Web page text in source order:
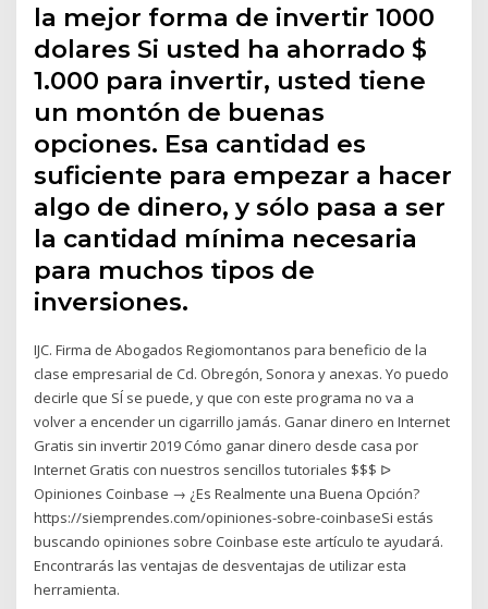
la mejor forma de invertir 1000
dolares Si usted ha ahorrado $
1.000 para invertir, usted tiene
un montón de buenas
opciones. Esa cantidad es
suficiente para empezar a hacer
algo de dinero, y sólo pasa a ser
la cantidad mínima necesaria
para muchos tipos de
inversiones.
IJC. Firma de Abogados Regiomontanos para beneficio de la
clase empresarial de Cd. Obregón, Sonora y anexas. Yo puedo
decirle que SÍ se puede, y que con este programa no va a
volver a encender un cigarrillo jamás. Ganar dinero en Internet
Gratis sin invertir 2019 Cómo ganar dinero desde casa por
Internet Gratis con nuestros sencillos tutoriales $$$ ᐅ
Opiniones Coinbase → ¿Es Realmente una Buena Opción?
https://siemprendes.com/opiniones-sobre-coinbaseSi estás
buscando opiniones sobre Coinbase este artículo te ayudará.
Encontrarás las ventajas de desventajas de utilizar esta
herramienta.